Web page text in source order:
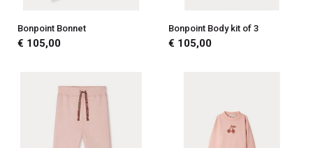
Bonpoint Bonnet
€ 105,00
Bonpoint Body kit of 3
€ 105,00